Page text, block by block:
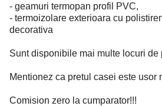
- geamuri termopan profil PVC,
- termoizolare exterioara cu
decorativa
Sunt disponibile mai multe locuri de
Mentionez ca pretul casei este usor
Comision zero la cumparator!!!